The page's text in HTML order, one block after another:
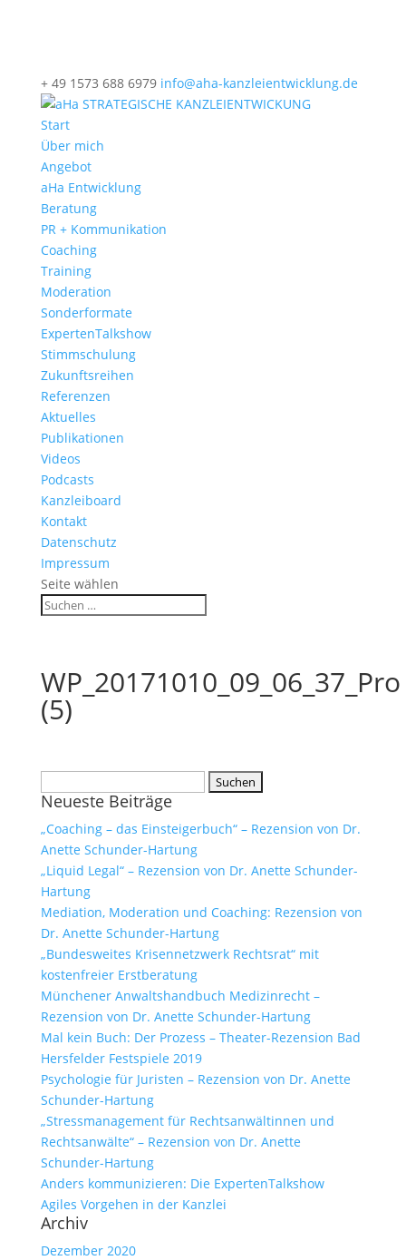
+ 49 1573 688 6979 info@aha-kanzleientwicklung.de
Start
Über mich
Angebot
aHa Entwicklung
Beratung
PR + Kommunikation
Coaching
Training
Moderation
Sonderformate
ExpertenTalkshow
Stimmschulung
Zukunftsreihen
Referenzen
Aktuelles
Publikationen
Videos
Podcasts
Kanzleiboard
Kontakt
Datenschutz
Impressum
Seite wählen
WP_20171010_09_06_37_Pro
(5)
nach:
Neueste Beiträge
„Coaching – das Einsteigerbuch“ – Rezension von Dr.
Anette Schunder-Hartung
„Liquid Legal“ – Rezension von Dr. Anette Schunder-
Hartung
Mediation, Moderation und Coaching: Rezension von
Dr. Anette Schunder-Hartung
„Bundesweites Krisennetzwerk Rechtsrat“ mit
kostenfreier Erstberatung
Münchener Anwaltshandbuch Medizinrecht –
Rezension von Dr. Anette Schunder-Hartung
Mal kein Buch: Der Prozess – Theater-Rezension Bad
Hersfelder Festspiele 2019
Psychologie für Juristen – Rezension von Dr. Anette
Schunder-Hartung
„Stressmanagement für Rechtsanwältinnen und
Rechtsanwälte“ – Rezension von Dr. Anette
Schunder-Hartung
Anders kommunizieren: Die ExpertenTalkshow
Agiles Vorgehen in der Kanzlei
Archiv
Dezember 2020